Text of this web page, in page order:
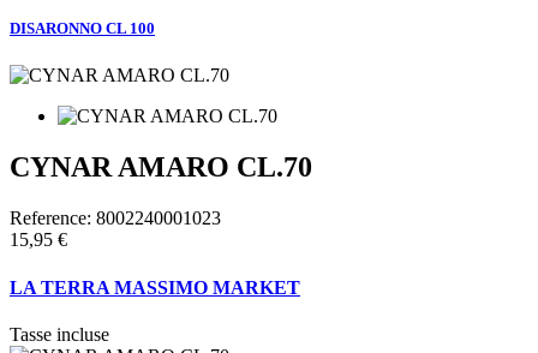
DISARONNO CL 100
CYNAR AMARO CL.70
Reference: 8002240001023
15,95 €
LA TERRA MASSIMO MARKET
Tasse incluse